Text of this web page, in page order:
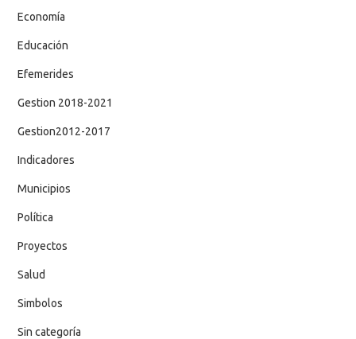
Economía
Educación
Efemerides
Gestion 2018-2021
Gestion2012-2017
Indicadores
Municipios
Política
Proyectos
Salud
Simbolos
Sin categoría